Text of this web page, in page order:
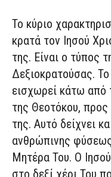
Το κύριο
κρατά τον Ιησού
της. Είναι ο τύπος
Δεξιοκρατούσας.
εισχωρεί κάτω από
της Θεοτόκου,
της. Αυτό δείχνει
ανθρώπινης
Μητέρα Του. Ο
στο δεξί χέρι Του